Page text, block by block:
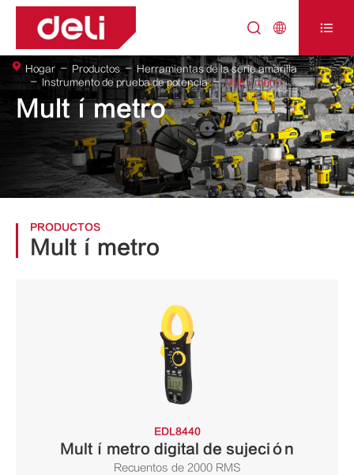
  
Multímetro
Hogar Productos
Herramientas de la serie amarilla
Instrumento de prueba de potencia
Multímetro
PRODUCTOS
Multímetro
EDL8440
Multímetro digital de sujeción
Recuentos de 2000 RMS